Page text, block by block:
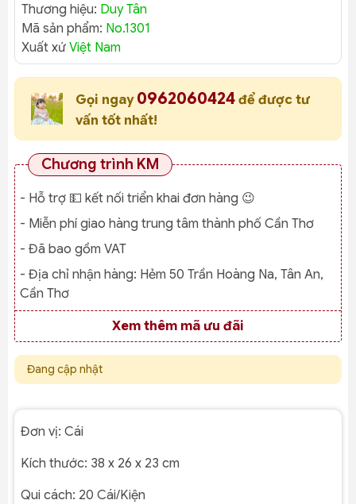
Thương hiệu: Duy Tân
Mã sản phẩm: No.1301
Xuất xứ Việt Nam
Gọi ngay 0962060424 để được tư
vấn tốt nhất!
Chương trình KM
- Hỗ trợ 💵 kết nối triển khai đơn hàng 😉
- Miễn phí giao hàng trung tâm thành phố Cần Thơ
- Đã bao gồm VAT
- Địa chỉ nhận hàng: Hẻm 50 Trần Hoàng Na, Tân An,
Cần Thơ
Xem thêm mã ưu đãi
Đang cập nhật
Đơn vị: Cái
Kích thước: 38 x 26 x 23 cm
Qui cách: 20 Cái/Kiện